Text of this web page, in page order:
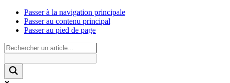
Passer à la navigation principale
Passer au contenu principal
Passer au pied de page